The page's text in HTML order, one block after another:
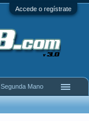
Accede o regístrate
Mano